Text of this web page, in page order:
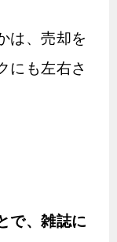
は、売却を
にも左右さ
で、雑誌に